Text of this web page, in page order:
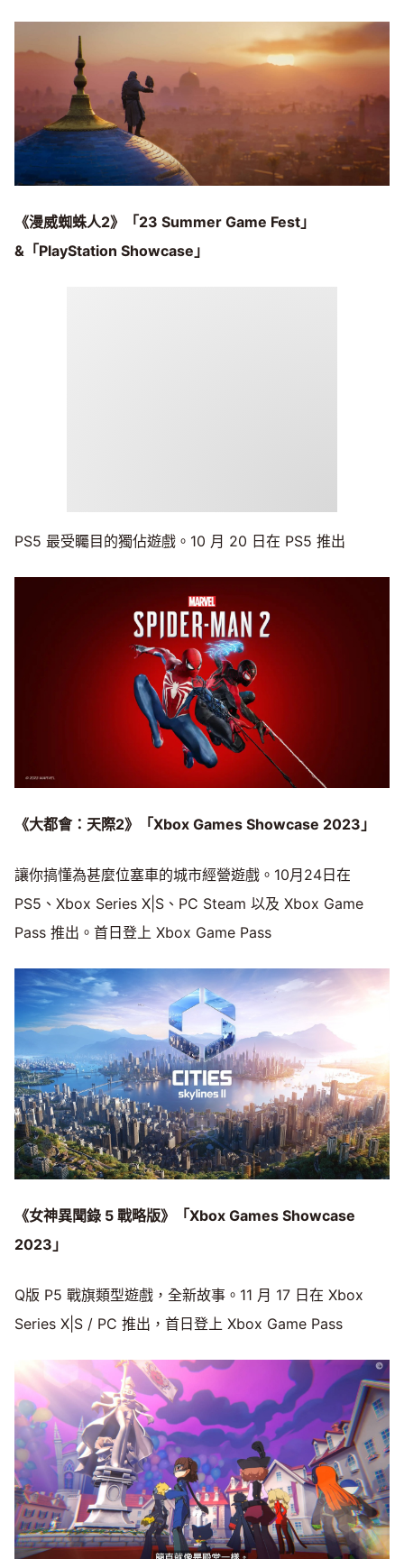
《漫威蜘蛛人2》「23 Summer Game Fest」
&「PlayStation Showcase」
PS5 最受矚目的獨佔遊戲。10 月 20 日在 PS5 推出
《大都會：天際2》「Xbox Games Showcase 2023」
讓你搞懂為甚麼位塞車的城市經營遊戲。10月24日在
PS5、Xbox Series X|S、PC Steam 以及 Xbox Game
Pass 推出。首日登上 Xbox Game Pass
《女神異聞錄 5 戰略版》「Xbox Games Showcase
2023」
Q版 P5 戰旗類型遊戲，全新故事。11 月 17 日在 Xbox
Series X|S / PC 推出，首日登上 Xbox Game Pass